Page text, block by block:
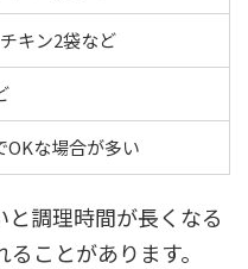
キン2袋など
OKな場合が多い
調理時間が長くなる
ことがあります。